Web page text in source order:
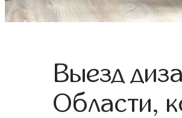
Выезд
Области,